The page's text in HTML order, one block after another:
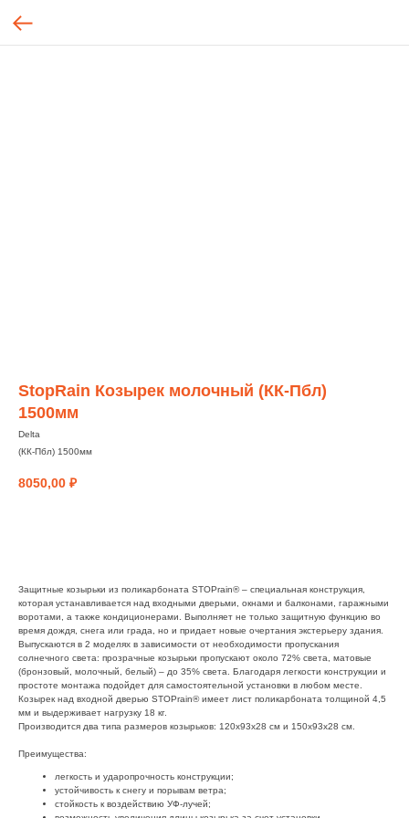
StopRain Козырек молочный (КК-Пбл)
1500мм
Delta
(КК-Пбл) 1500мм
8050,00 ₽
Защитные козырьки из поликарбоната STOPrain® – специальная конструкция,
которая устанавливается над входными дверьми, окнами и балконами, гаражными
воротами, а также кондиционерами. Выполняет не только защитную функцию во
время дождя, снега или града, но и придает новые очертания экстерьеру здания.
Выпускаются в 2 моделях в зависимости от необходимости пропускания
солнечного света: прозрачные козырьки пропускают около 72% света, матовые
(бронзовый, молочный, белый) – до 35% света. Благодаря легкости конструкции и
простоте монтажа подойдет для самостоятельной установки в любом месте.
Козырек над входной дверью STOPrain® имеет лист поликарбоната толщиной 4,5
мм и выдерживает нагрузку 18 кг.
Производится два типа размеров козырьков: 120х93х28 см и 150х93х28 см.
Преимущества:
легкость и ударопрочность конструкции;
устойчивость к снегу и порывам ветра;
стойкость к воздействию УФ-лучей;